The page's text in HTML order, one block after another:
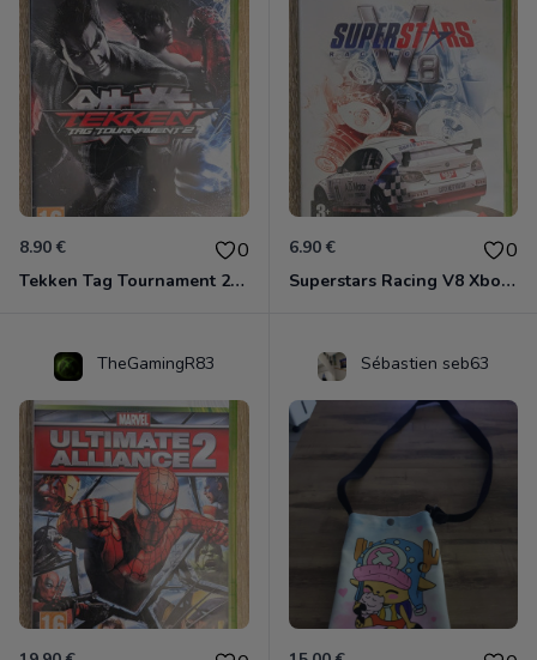
8.90 € 0
Tekken Tag Tournament 2 Xbox 360
6.90 € 0
Superstars Racing V8 Xbox 360
TheGamingR83 Sébastien seb63